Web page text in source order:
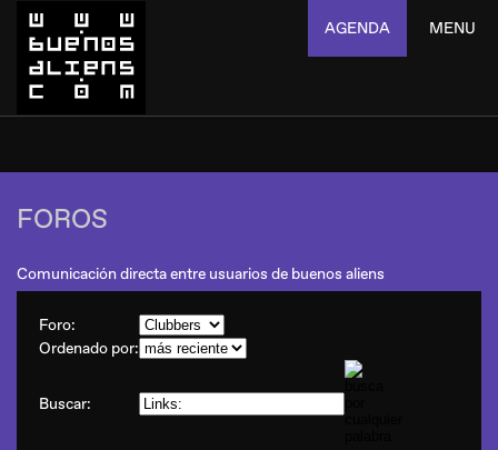
AGENDA MENU
FOROS
Comunicación directa entre usuarios de buenos aliens
Foro:
Ordenado por:
Buscar: